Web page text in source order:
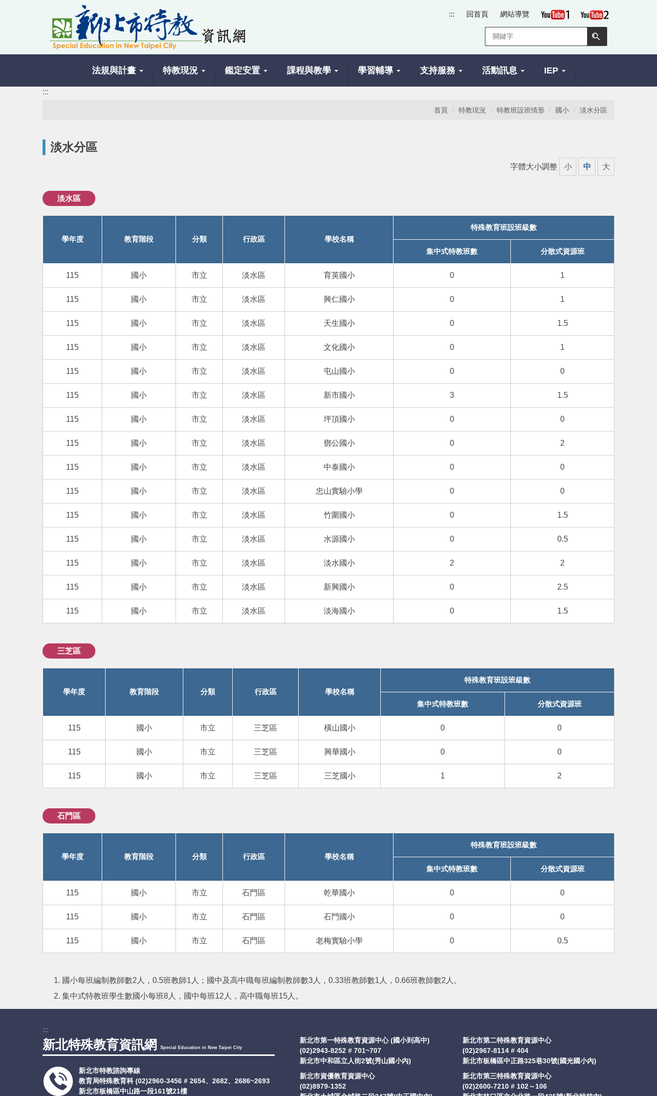
內
::: 回首頁 網站導覽
法規與計畫 特教現況 鑑定安置 課程與教學 學習輔導 支持服務 活動訊息 IEP
:::
首頁 特教現況 特教班設班情形 國小 淡水分區
淡水分區
字體大小調整 小 中 大
淡水區
學年度 教育階段 分類 行政區 學校名稱
特殊教育班設班級數
集中式特教班數 分散式資源班
115 國小 市立 淡水區 育英國小 0 1
115 國小 市立 淡水區 興仁國小 0 1
115 國小 市立 淡水區 天生國小 0 1.5
115 國小 市立 淡水區 文化國小 0 1
115 國小 市立 淡水區 屯山國小 0 0
115 國小 市立 淡水區 新市國小 3 1.5
115 國小 市立 淡水區 坪頂國小 0 0
115 國小 市立 淡水區 鄧公國小 0 2
115 國小 市立 淡水區 中泰國小 0 0
115 國小 市立 淡水區 忠山實驗小學 0 0
115 國小 市立 淡水區 竹圍國小 0 1.5
115 國小 市立 淡水區 水源國小 0 0.5
115 國小 市立 淡水區 淡水國小 2 2
115 國小 市立 淡水區 新興國小 0 2.5
115 國小 市立 淡水區 淡海國小 0 1.5
三芝區
學年度 教育階段 分類 行政區 學校名稱
特殊教育班設班級數
集中式特教班數 分散式資源班
115 國小 市立 三芝區 橫山國小 0 0
115 國小 市立 三芝區 興華國小 0 0
115 國小 市立 三芝區 三芝國小 1 2
石門區
學年度 教育階段 分類 行政區 學校名稱
特殊教育班設班級數
集中式特教班數 分散式資源班
115 國小 市立 石門區 乾華國小 0 0
115 國小 市立 石門區 石門國小 0 0
115 國小 市立 石門區 老梅實驗小學 0 0.5
國小每班編制教師數2人，0.5班教師1人；國中及高中職每班編制教師數3人，0.33班教師數1人，0.66班教師數2人。
集中式特教班學生數國小每班8人，國中每班12人，高中職每班15人。
:::
新北特殊教育資訊網 Special Education in New Taipei City
新北市特教諮詢專線
教育局特殊教育科 (02)2960-3456 # 2654、2682、2686~2693
新北市板橋區中山路一段161號21樓
新北市第一特殊教育資源中心 (國小到高中)
(02)2943-8252 # 701~707
新北市中和區立人街2號(秀山國小內)
新北市資優教育資源中心
(02)8979-1352
新北市第二特殊教育資源中心
(02)2967-8114 # 404
新北市板橋區中正路325巷30號(國光國小內)
新北市第三特殊教育資源中心
(02)2600-7210 # 102～106